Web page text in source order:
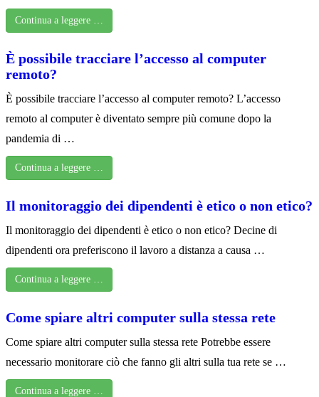
Continua a leggere …
È possibile tracciare l’accesso al computer
remoto?
È possibile tracciare l’accesso al computer remoto? L’accesso
remoto al computer è diventato sempre più comune dopo la
pandemia di …
Continua a leggere …
Il monitoraggio dei dipendenti è etico o non etico?
Il monitoraggio dei dipendenti è etico o non etico? Decine di
dipendenti ora preferiscono il lavoro a distanza a causa …
Continua a leggere …
Come spiare altri computer sulla stessa rete
Come spiare altri computer sulla stessa rete Potrebbe essere
necessario monitorare ciò che fanno gli altri sulla tua rete se …
Continua a leggere …